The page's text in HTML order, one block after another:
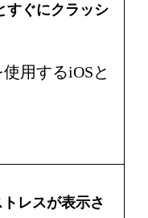
すぐにクラッシ
用するiOSと
レスが表示さ